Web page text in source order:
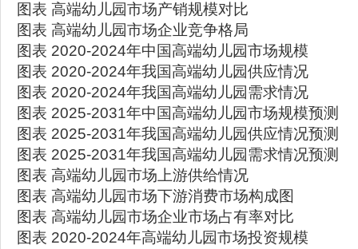
图表 高端幼儿园市场产销规模对比
图表 高端幼儿园市场企业竞争格局
图表 2020-2024年中国高端幼儿园市场规模
图表 2020-2024年我国高端幼儿园供应情况
图表 2020-2024年我国高端幼儿园需求情况
图表 2025-2031年中国高端幼儿园市场规模预测
图表 2025-2031年我国高端幼儿园供应情况预测
图表 2025-2031年我国高端幼儿园需求情况预测
图表 高端幼儿园市场上游供给情况
图表 高端幼儿园市场下游消费市场构成图
图表 高端幼儿园市场企业市场占有率对比
图表 2020-2024年高端幼儿园市场投资规模